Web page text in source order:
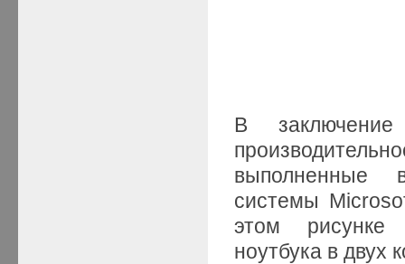
В
выполненные
системы
этом рисунке
ноутбука в двух